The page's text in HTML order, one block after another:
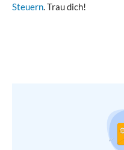
Steuern. Trau dich!